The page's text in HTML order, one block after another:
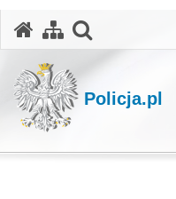
Policja.pl